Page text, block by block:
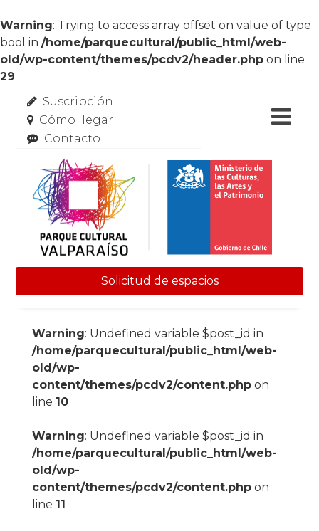
Warning: Trying to access array offset on value of type
bool in /home/parquecultural/public_html/web-
old/wp-content/themes/pcdv2/header.php on line
29
Suscripción
Cómo llegar
Contacto
Solicitud de espacios
Warning: Undefined variable $post_id in
/home/parquecultural/public_html/web-
old/wp-
content/themes/pcdv2/content.phpon
line 10
Warning: Undefined variable $post_id in
/home/parquecultural/public_html/web-
old/wp-
content/themes/pcdv2/content.phpon
line 11